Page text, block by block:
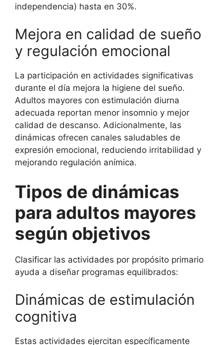
independencia) hasta en 30%.
Mejora en calidad de sueño
y regulación emocional
La participación en actividades significativas
durante el día mejora la higiene del sueño.
Adultos mayores con estimulación diurna
adecuada reportan menor insomnio y mejor
calidad de descanso. Adicionalmente, las
dinámicas ofrecen canales saludables de
expresión emocional, reduciendo irritabilidad y
mejorando regulación anímica.
Tipos de dinámicas
para adultos mayores
según objetivos
Clasificar las actividades por propósito primario
ayuda a diseñar programas equilibrados:
Dinámicas de estimulación
cognitiva
Estas actividades ejercitan específicamente